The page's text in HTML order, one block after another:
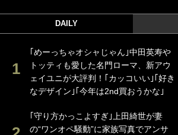
DAILY
｢めーっちゃオシャじゃん｣中田英寿や
トッティも愛した名門ローマ、新アウ
ェイユニが大評判！｢カッコいい｣｢好き
なデザイン｣｢今年は2nd買おうかな｣
｢守り方かっこよすぎ｣上田綺世が妻
の“ワンオペ騒動”に家族写真でアンサ